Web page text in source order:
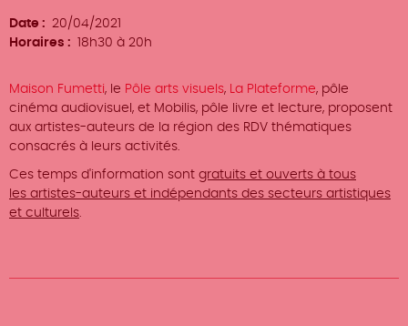
Date
20/04/2021
Horaires
18h30 à 20h
Maison Fumetti, le Pôle arts visuels, La Plateforme, pôle
cinéma audiovisuel, et Mobilis, pôle livre et lecture, proposent
aux artistes-auteurs de la région des RDV thématiques
consacrés à leurs activités.
Ces temps d'information sont gratuits et ouverts à tous
les artistes-auteurs et indépendants des secteurs artistiques
et culturels.